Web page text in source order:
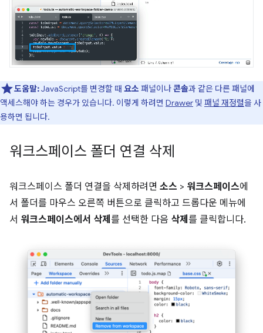
도움말:JavaScript를 변경할 때 요소 패널이나콘솔과 같은 다른 패널에
액세스해야 하는 경우가 있습니다. 이렇게 하려면 Drawer 및 패널 재정렬을 사
용하면 됩니다.
워크스페이스 폴더 연결 삭제
워크스페이스 폴더 연결을 삭제하려면 소스 > 워크스페이스에
서 폴더를 마우스 오른쪽 버튼으로 클릭하고 드롭다운 메뉴에
서 워크스페이스에서 삭제 를 선택한 다음 삭제 를 클릭합니다.